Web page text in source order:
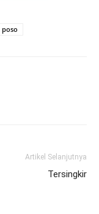
poso
Artikel Selanjutnya
Tersingkir